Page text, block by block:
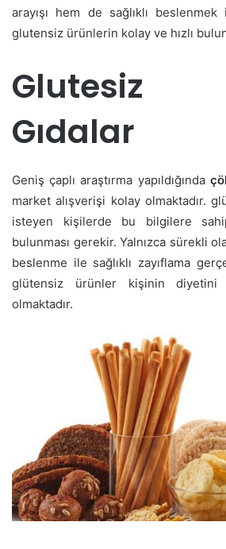
arayışı hem de sağlıklı
glutensiz ürünlerin kolay ve hızlı
Glutesiz
Gıdalar
Geniş çaplı araştırma yapıldığında
market alışverişi kolay olmaktadır.
isteyen kişilerde bu bilgilere
bulunması gerekir. Yalnızca sürekli
beslenme ile sağlıklı zayıflama
glütensiz ürünler kişinin diyetini
olmaktadır.